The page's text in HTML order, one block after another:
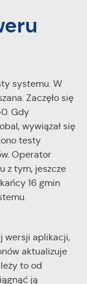
systemu. W
Zaczęło się
Gdy
wywiązał się
testy
Operator
z tym, jeszcze
16 gmin
wersji aplikacji,
aktualizuje
to od
ją
witryny
się na
naszymi
te działają w
treści w